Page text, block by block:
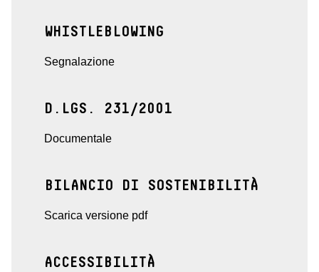
WHISTLEBLOWING
Segnalazione
D.LGS. 231/2001
Documentale
BILANCIO DI SOSTENIBILITÀ
Scarica versione pdf
ACCESSIBILITÀ